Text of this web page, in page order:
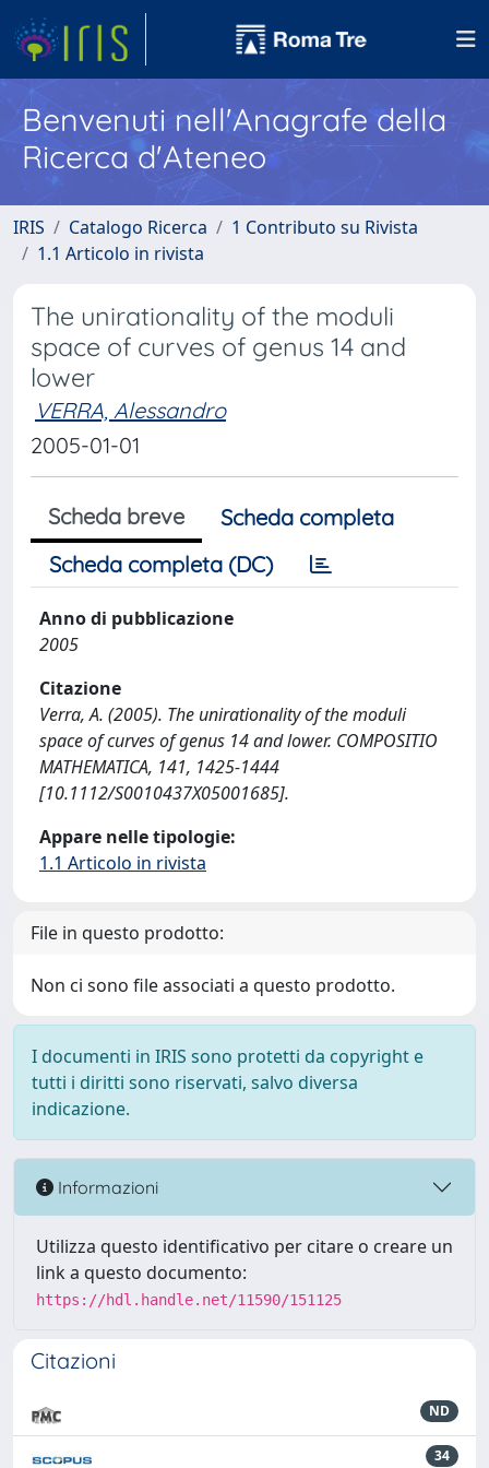
Benvenuti nell'Anagrafe della
Ricerca d'Ateneo
IRIS Catalogo Ricerca
1 Contributo su Rivista
1.1 Articolo in rivista
The unirationality of the moduli
space of curves of genus 14 and
lower
VERRA, Alessandro
2005-01-01
Scheda breve
Scheda completa
Scheda completa (DC)
Anno di pubblicazione
2005
Citazione
Verra, A. (2005). The unirationality of the moduli
space of curves of genus 14 and lower. COMPOSITIO
MATHEMATICA, 141, 1425-1444
[10.1112/S0010437X05001685].
Appare nelle tipologie:
1.1 Articolo in rivista
File in questo prodotto:
Non ci sono file associati a questo prodotto.
I documenti in IRIS sono protetti da copyright e
tutti i diritti sono riservati, salvo diversa
indicazione.
Informazioni
Utilizza questo identificativo per citare o creare un
link a questo documento:
https://hdl.handle.net/11590/151125
Citazioni
ND
34